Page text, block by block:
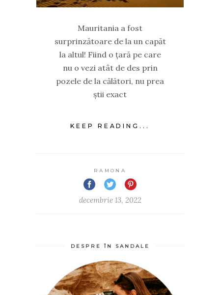
Mauritania a fost
surprinzătoare de la un capăt
la altul! Fiind o țară pe care
nu o vezi atât de des prin
pozele de la călători, nu prea
știi exact
KEEP READING...
RAMONA
decembrie 13, 2022
DESPRE ÎN SANDALE